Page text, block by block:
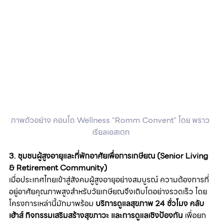
ภาพตัวอย่าง คอนโด Wellness “Romm Convent” โดย พราว
เรียลเอสเตท
3. ชุมชนผู้สูงอายุและที่พักอาศัยเพื่อการเกษียณ (Senior Living
& Retirement Community)
เมื่อประเทศไทยเข้าสู่สังคมผู้สูงอายุอย่างสมบูรณ์ ความต้องการที่
อยู่อาศัยคุณภาพสูงสำหรับวัยเกษียณจึงเติบโตอย่างรวดเร็ว โดย
โครงการเหล่านี้มักมาพร้อม บริการดูแลสุขภาพ 24 ชั่วโมง คลับ
เฮ้าส์ กิจกรรมเสริมสร้างสุขภาวะ และการดูแลเชิงป้องกัน เพื่อยก